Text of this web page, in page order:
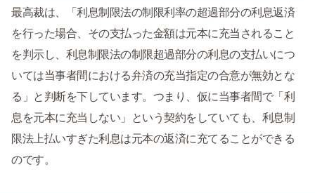
最高裁は、「利息制限法の制限利率の超過部分の利息返済
を行った場合、その支払った金額は元本に充当されること
を判示し、利息制限法の制限超過部分の利息の支払いにつ
いては当事者間における弁済の充当指定の合意が無効とな
る」と判断を下しています。つまり、仮に当事者間で「利
息を元本に充当しない」という契約をしていても、利息制
限法上払いすぎた利息は元本の返済に充てることができる
のです。